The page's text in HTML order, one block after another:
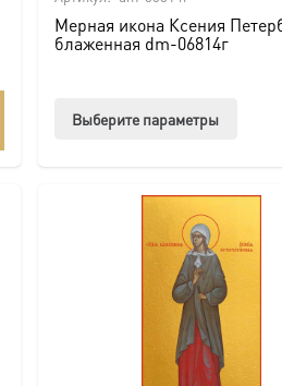
Мерная икона Ксения
блаженная dm-06814г
Выберите параметры
Опции
товара.